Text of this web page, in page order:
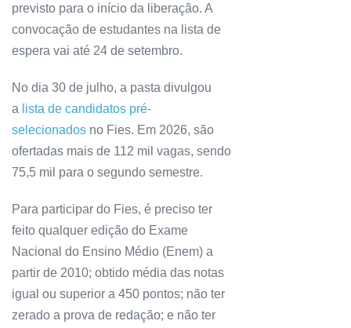
previsto para o início da liberação. A
convocação de estudantes na lista de
espera vai até 24 de setembro.
No dia 30 de julho, a pasta divulgou
a lista de candidatos pré-
selecionados no Fies. Em 2026, são
ofertadas mais de 112 mil vagas, sendo
75,5 mil para o segundo semestre.
Para participar do Fies, é preciso ter
feito qualquer edição do Exame
Nacional do Ensino Médio (Enem) a
partir de 2010; obtido média das notas
igual ou superior a 450 pontos; não ter
zerado a prova de redação; e não ter